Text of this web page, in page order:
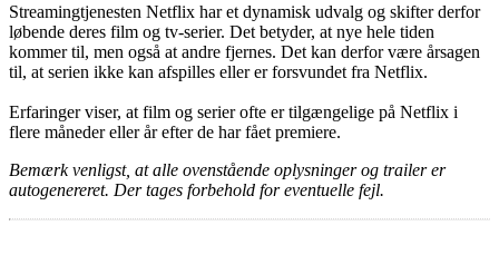
Streamingtjenesten Netflix har et dynamisk udvalg og skifter derfor
løbende deres film og tv-serier. Det betyder, at nye hele tiden
kommer til, men også at andre fjernes. Det kan derfor være årsagen
til, at serien ikke kan afspilles eller er forsvundet fra Netflix.
Erfaringer viser, at film og serier ofte er tilgængelige på Netflix i
flere måneder eller år efter de har fået premiere.
Bemærk venligst, at alle ovenstående oplysninger og trailer er
autogenereret. Der tages forbehold for eventuelle fejl.